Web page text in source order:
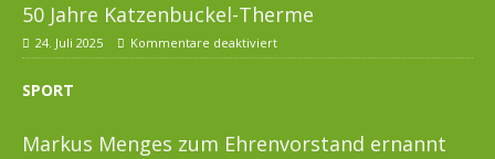
50 Jahre Katzenbuckel-Therme
24. Juli 2025 Kommentare deaktiviert
SPORT
Markus Menges zum Ehrenvorstand ernannt